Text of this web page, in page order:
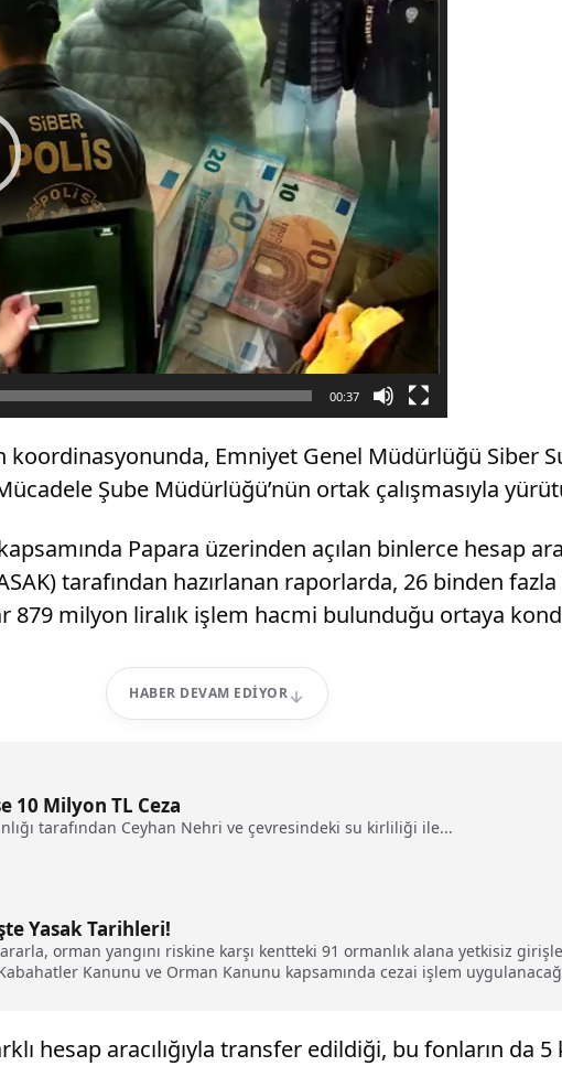
00:37
koordinasyonunda, Emniyet Genel Müdürlüğü Siber
Şube Müdürlüğü’nün ortak çalışmasıyla
Papara üzerinden açılan binlerce hesap
tarafından hazırlanan raporlarda, 26 binden
milyon liralık işlem hacmi bulunduğu ortaya
HABER DEVAM EDIYOR
10 Milyon TL Ceza
tarafından Ceyhan Nehri ve çevresindeki su kirliliği ile...
Yasak Tarihleri!
orman yangını riskine karşı kentteki 91 ormanlık alana yetkisiz
Kanunu ve Orman Kanunu kapsamında cezai işlem
hesap aracılığıyla transfer edildiği, bu fonların da